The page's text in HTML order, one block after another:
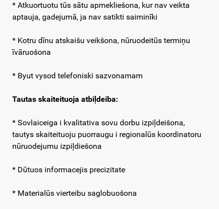
* Atkuortuotu tūs sātu apmekliešona, kur nav veikta
aptauja, gadejumā, ja nav satikti saiminīki
* Kotru dīnu atskaišu veikšona, nūruodeitūs termiņu
īvāruošona
* Byut vysod telefoniski sazvonamam
Tautas skaiteituoja atbiļdeiba:
* Sovlaiceiga i kvalitativa sovu dorbu izpiļdeišona,
tautys skaiteituoju puorraugu i regionalūs koordinatoru
nūruodejumu izpiļdiešona
* Dūtuos informacejis precizitate
* Materialūs vierteibu saglobuošona